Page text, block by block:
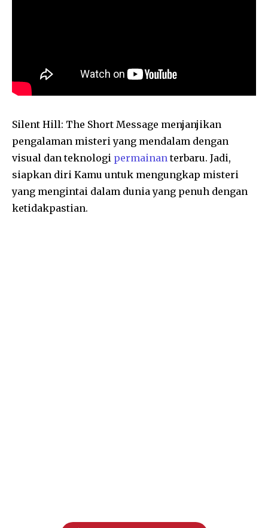
Silent Hill: The Short Message menjanjikan
pengalaman misteri yang mendalam dengan
visual dan teknologi permainan terbaru. Jadi,
siapkan diri Kamu untuk mengungkap misteri
yang mengintai dalam dunia yang penuh dengan
ketidakpastian.